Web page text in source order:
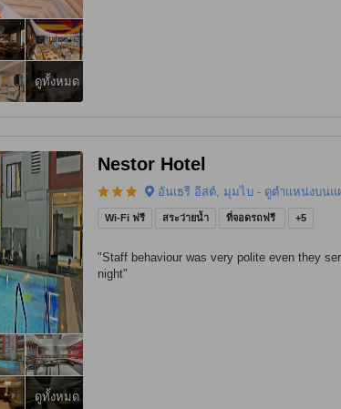
ดูทั้งหมด
ดูทั้งหมด
Nestor Hotel
อันเธรี อีสต์, มุมไบ - ดูตำแหน่งบน
Wi-Fi ฟรี สระว่ายน้ำ ที่จอดรถฟรี +5
"Staff behaviour was very polite even they
night"